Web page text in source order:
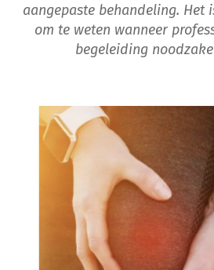
aangepaste behandeling. Het
om te weten wanneer
begeleiding